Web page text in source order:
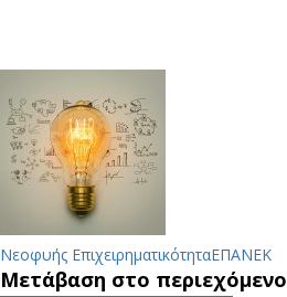
Νεοφυής ΕπιχειρηματικότηταΕΠΑΝΕΚ
Μετάβαση στο περιεχόμενο